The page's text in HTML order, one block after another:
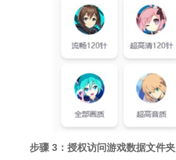
步骤 3：授权访问游戏数据文件夹